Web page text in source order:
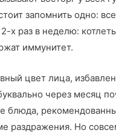
запомнить одно:
х раз в неделю:
иммунитет.
цвет лица,
через месяц
блюда,
раздражения. Но